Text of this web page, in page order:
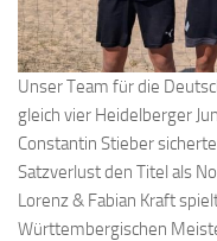
Unser Team für die
gleich vier Heidelberger
Constantin Stieber
Satzverlust den Titel als
Lorenz & Fabian Kraft
Württembergischen